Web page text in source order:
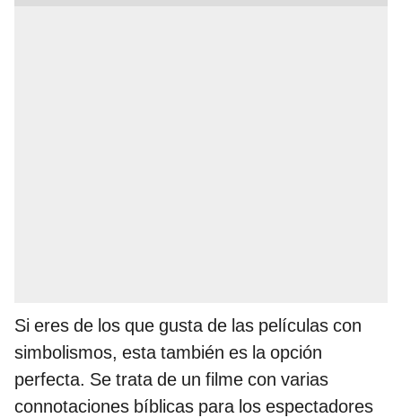
Si eres de los que gusta de las películas con
simbolismos, esta también es la opción
perfecta. Se trata de un filme con varias
connotaciones bíblicas para los espectadores